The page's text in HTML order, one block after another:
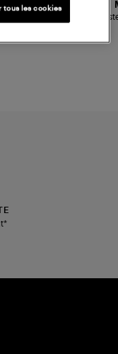
tous les cookies